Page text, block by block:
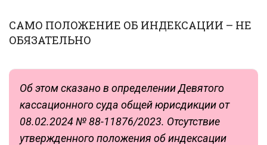
САМО ПОЛОЖЕНИЕ ОБ ИНДЕКСАЦИИ – НЕ
ОБЯЗАТЕЛЬНО
Об этом сказано в определении Девятого
кассационного суда общей юрисдикции от
08.02.2024 № 88-11876/2023. Отсутствие
утвержденного положения об индексации